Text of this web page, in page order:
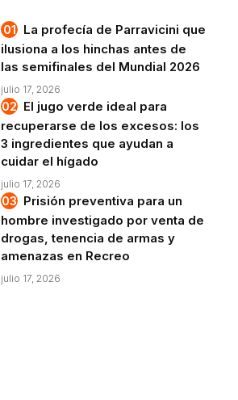
La profecía de Parravicini que
ilusiona a los hinchas antes de
las semifinales del Mundial 2026
julio 17, 2026
El jugo verde ideal para
recuperarse de los excesos: los
3 ingredientes que ayudan a
cuidar el hígado
julio 17, 2026
Prisión preventiva para un
hombre investigado por venta de
drogas, tenencia de armas y
amenazas en Recreo
julio 17, 2026